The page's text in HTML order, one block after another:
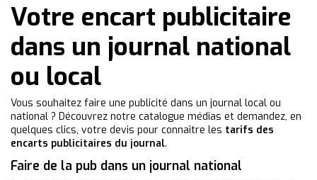
Votre encart publicitaire
dans un journal national
ou local
Vous souhaitez faire une publicité dans un journal local ou
national ? Découvrez notre catalogue médias et demandez, en
quelques clics, votre devis pour connaître les tarifs des
encarts publicitaires du journal.
Faire de la pub dans un journal national